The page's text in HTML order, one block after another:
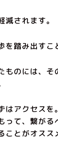
されます。
踏み出すこ
ものには、そ
はアクセスを
って、繋がる
とがオスス